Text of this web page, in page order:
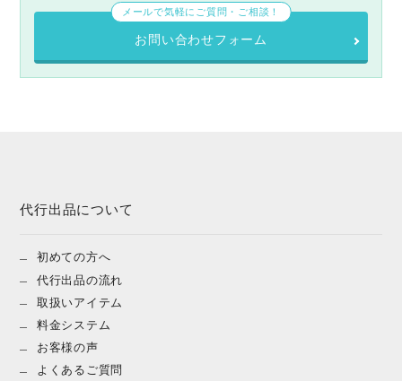
メールで気軽にご質問・ご相談！
お問い合わせフォーム
代行出品について
初めての方へ
代行出品の流れ
取扱いアイテム
料金システム
お客様の声
よくあるご質問